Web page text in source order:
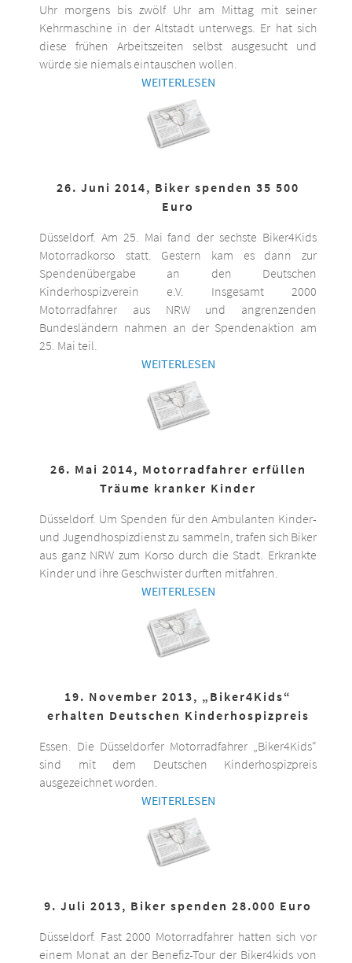
Uhr morgens bis zwölf Uhr am Mittag mit seiner
Kehrmaschine in der Altstadt unterwegs. Er hat sich
diese frühen Arbeitszeiten selbst ausgesucht und
würde sie niemals eintauschen wollen.
WEITERLESEN
26. Juni 2014, Biker spenden 35 500
Euro
Düsseldorf. Am 25. Mai fand der sechste Biker4Kids
Motorradkorso statt. Gestern kam es dann zur
Spendenübergabe an den Deutschen
Kinderhospizverein e.V. Insgesamt 2000
Motorradfahrer aus NRW und angrenzenden
Bundesländern nahmen an der Spendenaktion am
25. Mai teil.
WEITERLESEN
26. Mai 2014, Motorradfahrer erfüllen
Träume kranker Kinder
Düsseldorf. Um Spenden für den Ambulanten Kinder-
und Jugendhospizdienst zu sammeln, trafen sich Biker
aus ganz NRW zum Korso durch die Stadt. Erkrankte
Kinder und ihre Geschwister durften mitfahren.
WEITERLESEN
19. November 2013, „Biker4Kids“
erhalten Deutschen Kinderhospizpreis
Essen. Die Düsseldorfer Motorradfahrer „Biker4Kids“
sind mit dem Deutschen Kinderhospizpreis
ausgezeichnet worden.
WEITERLESEN
9. Juli 2013, Biker spenden 28.000 Euro
Düsseldorf. Fast 2000 Motorradfahrer hatten sich vor
einem Monat an der Benefiz-Tour der Biker4kids von